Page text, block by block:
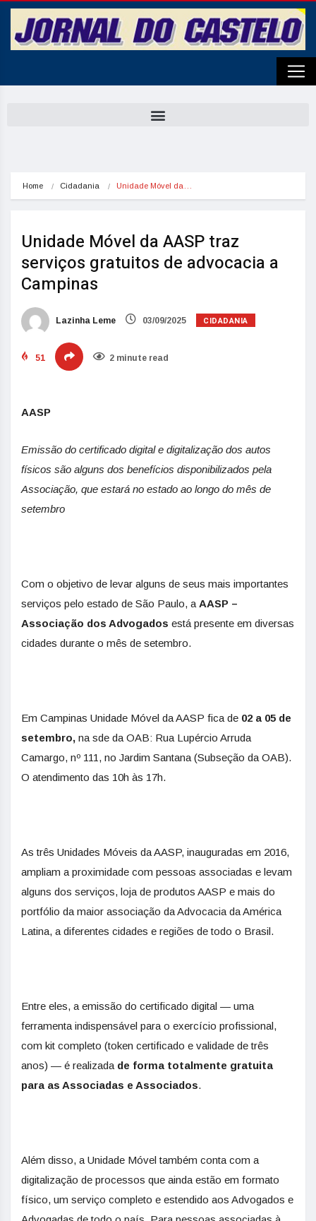
Home Cidadania Unidade Móvel da…
Unidade Móvel da AASP traz
serviços gratuitos de advocacia a
Campinas
Lazinha Leme 03/09/2025 CIDADANIA
51 2 minute read
AASP
Emissão do certificado digital e digitalização dos autos
físicos são alguns dos benefícios disponibilizados pela
Associação, que estará no estado ao longo do mês de
setembro
Com o objetivo de levar alguns de seus mais importantes
serviços pelo estado de São Paulo, a AASP –
Associação dos Advogados está presente em diversas
cidades durante o mês de setembro.
Em Campinas Unidade Móvel da AASP fica de 02 a 05 de
setembro, na sde da OAB: Rua Lupércio Arruda
Camargo, nº 111, no Jardim Santana (Subseção da OAB).
O atendimento das 10h às 17h.
As três Unidades Móveis da AASP, inauguradas em 2016,
ampliam a proximidade com pessoas associadas e levam
alguns dos serviços, loja de produtos AASP e mais do
portfólio da maior associação da Advocacia da América
Latina, a diferentes cidades e regiões de todo o Brasil.
Entre eles, a emissão do certificado digital — uma
ferramenta indispensável para o exercício profissional,
com kit completo (token certificado e validade de três
anos) — é realizada de forma totalmente gratuita
para as Associadas e Associados.
Além disso, a Unidade Móvel também conta com a
digitalização de processos que ainda estão em formato
físico, um serviço completo e estendido aos Advogados e